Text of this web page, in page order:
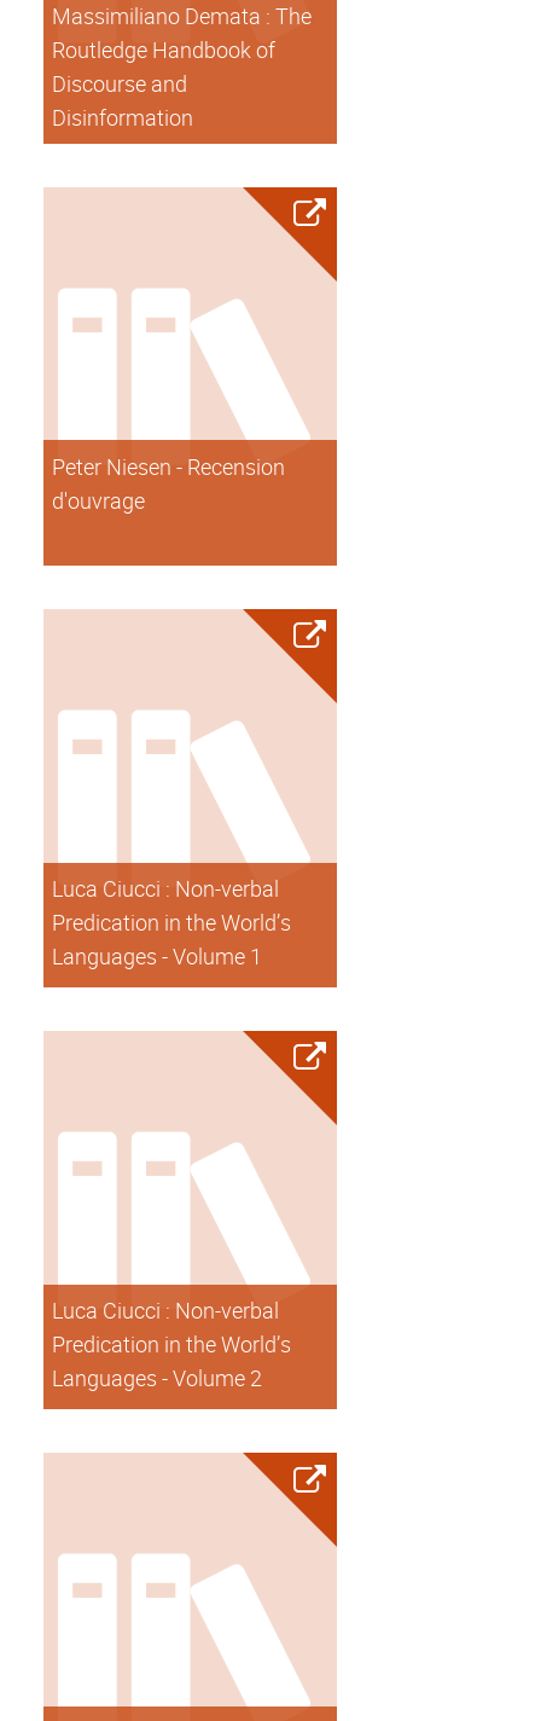
Massimiliano Demata : The
Routledge Handbook of
Discourse and
Disinformation
Peter Niesen - Recension
d'ouvrage
Luca Ciucci : Non-verbal
Predication in the World’s
Languages - Volume 1
Luca Ciucci : Non-verbal
Predication in the World’s
Languages - Volume 2